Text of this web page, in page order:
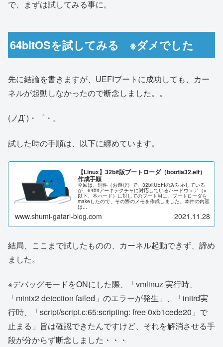
で、まずは試してみる事に。
64bitOSを試してみる ※ダメでした
先に結論を書きますが、UEFIブートに成功しても、カー
ネルが起動しなかったので断念しました。。
(ノД`)・゜・。
試した時の手順は、以下に纏めています。
【Linux】32bit版ブートローダ（bootia32.elf）
作成手順
今回は、別件（お遊び）で、32bitUEFIのみ対応している
が、64bitアーキテクチャに対応しているハードウェア（※
以下、本ハード）に対してのブート用に、ブートローダを
makeしたので、その際のメモを作成しました。本件の内容
は...
www.shumi-gatari-blog.com 2021.11.28
結局、ここまで試したものの、カーネル起動できず、諦め
ました。
※デバッグモードをONにした際、「vmlinuz 実行時、
「minix2 detection failed」のエラーが発生」、「initrd実
行時、「script/script.c:65:scripting: free 0xb1cede20」で
止まる」旨は確認できたんですけど、それを解消させる手
段が分からず断念しました・・・